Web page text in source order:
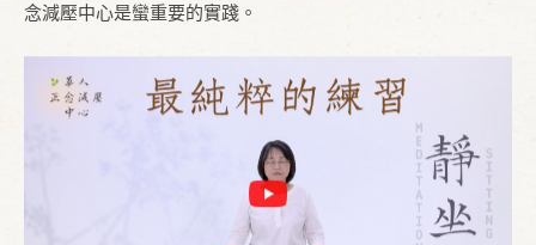
念減壓中心是蠻重要的實踐。